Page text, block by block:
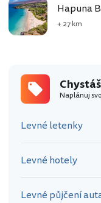
Hapuna
+ 27 km
Naplánuj
Levné letenky
Levné hotely
Levné půjčení